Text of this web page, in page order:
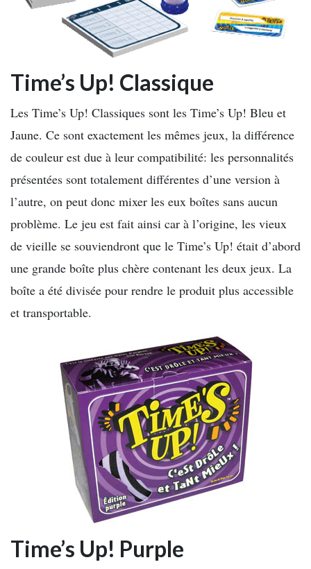
Time’s Up! Classique
Les Time’s Up! Classiques sont les Time’s Up! Bleu et
Jaune. Ce sont exactement les mêmes jeux, la différence
de couleur est due à leur compatibilité: les personnalités
présentées sont totalement différentes d’une version à
l’autre, on peut donc mixer les eux boîtes sans aucun
problème. Le jeu est fait ainsi car à l’origine, les vieux
de vieille se souviendront que le Time’s Up! était d’abord
une grande boîte plus chère contenant les deux jeux. La
boîte a été divisée pour rendre le produit plus accessible
et transportable.
Time’s Up! Purple